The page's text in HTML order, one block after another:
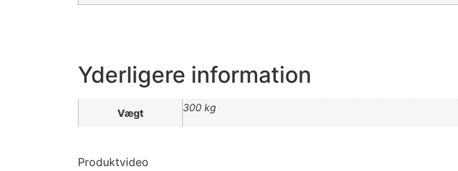
Yderligere information
Vægt 300 kg
Produktvideo